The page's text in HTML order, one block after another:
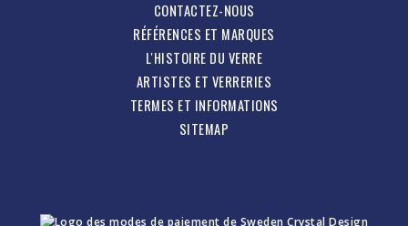
CONTACTEZ-NOUS
RÉFÉRENCES ET MARQUES
L'HISTOIRE DU VERRE
ARTISTES ET VERRERIES
TERMES ET INFORMATIONS
SITEMAP